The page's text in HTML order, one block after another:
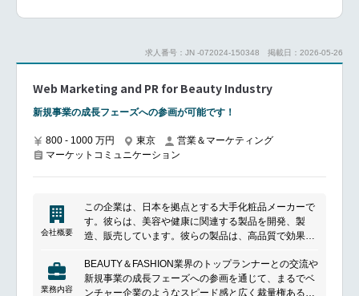
求人番号：JN -072024-150348 掲載日：2026-05-26
Web Marketing and PR for Beauty Industry
新規事業の成長フェーズへの参画が可能です！
800 - 1000 万円 東京
営業＆マーケティング
マーケットコミュニケーション
会社概要
この企業は、日本を拠点とする大手化粧品メーカーで
す。彼らは、美容や健康に関連する製品を開発、製
造、販売しています。彼らの製品は、高品質で効果的
応えることを目指しています。彼らは、科学的な研究
とイノベーションに重点を置き、最新のトレンドや技
術を取り入れながら、常に新しい商品やサービスを提
業務内容
BEAUTY＆FASHION業界のトップランナーとの交流や
新規事業の成長フェーズへの参画を通じて、まるでベ
ンチャー企業のようなスピード感と広く裁量権ある仕